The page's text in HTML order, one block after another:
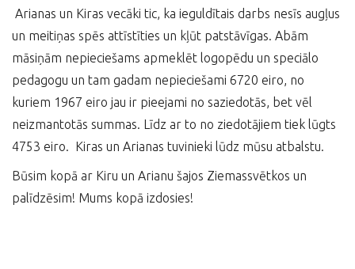
Arianas un Kiras vecāki tic, ka ieguldītais darbs nesīs augļus
un meitiņas spēs attīstīties un kļūt patstāvīgas. Abām
māsiņām nepieciešams apmeklēt logopēdu un speciālo
pedagogu un tam gadam nepieciešami 6720 eiro, no
kuriem 1967 eiro jau ir pieejami no saziedotās, bet vēl
neizmantotās summas. Līdz ar to no ziedotājiem tiek lūgts
4753 eiro. Kiras un Arianas tuvinieki lūdz mūsu atbalstu.
Būsim kopā ar Kiru un Arianu šajos Ziemassvētkos un
palīdzēsim! Mums kopā izdosies!